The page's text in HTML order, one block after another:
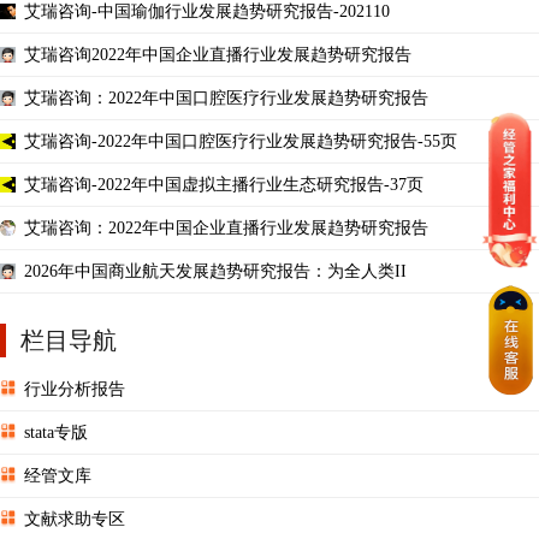
艾瑞咨询-中国瑜伽行业发展趋势研究报告-202110
艾瑞咨询2022年中国企业直播行业发展趋势研究报告
艾瑞咨询：2022年中国口腔医疗行业发展趋势研究报告
艾瑞咨询-2022年中国口腔医疗行业发展趋势研究报告-55页
艾瑞咨询-2022年中国虚拟主播行业生态研究报告-37页
艾瑞咨询：2022年中国企业直播行业发展趋势研究报告
2026年中国商业航天发展趋势研究报告：为全人类II
栏目导航
行业分析报告
stata专版
经管文库
文献求助专区